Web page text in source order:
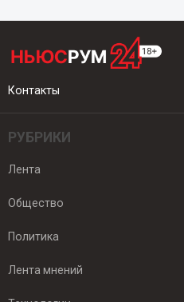
Контакты
РУБРИКИ
Лента
Общество
Политика
Лента мнений